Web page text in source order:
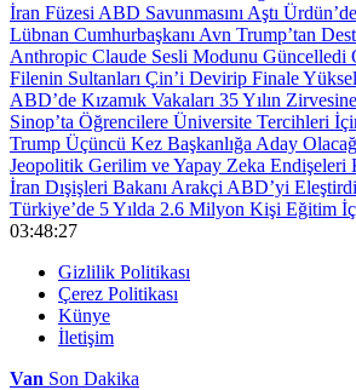
İran Füzesi ABD Savunmasını Aştı
Lübnan Cumhurbaşkanı Avn Trump’tan
Anthropic Claude Sesli Modunu Güncelledi
Filenin Sultanları Çin’i Devirip Finale
ABD’de Kızamık Vakaları 35 Yılın
Sinop’ta Öğrencilere Üniversite Tercihleri
Trump Üçüncü Kez Başkanlığa Aday
Jeopolitik Gerilim ve Yapay Zeka Endişeleri
İran Dışişleri Bakanı Arakçi ABD’yi
Türkiye’de 5 Yılda 2.6 Milyon Kişi Eğitim
03:48:28
Gizlilik Politikası
Çerez Politikası
Künye
İletişim
Van Son Dakika